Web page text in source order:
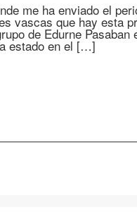
me ha enviado el
vascas que hay esta
de Edurne Pasaban
estado en el […]